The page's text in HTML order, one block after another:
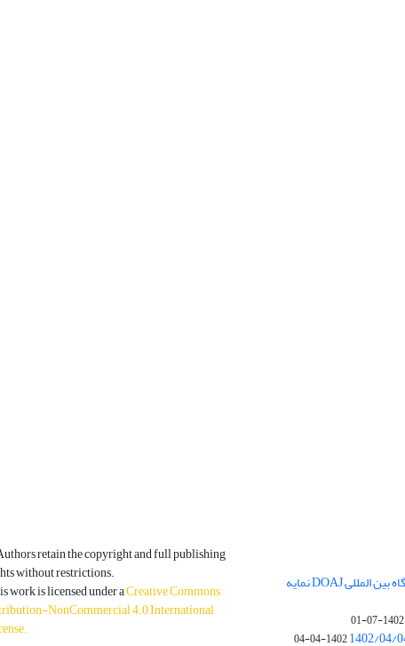
مجله فیزیک زمین و فضا در پایگاه بین المللی DOAJ نمایه
1402-07-01
1402-04-04
retain the copyright and full publishing
without restrictions.
work is licensed under aCreative Commons
NonCommercial 4.0 International
.